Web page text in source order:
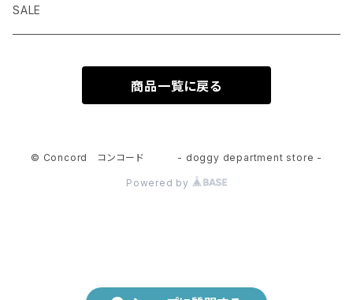
トリーツ おやつ
seven seas dog
ハーネス 胴輪
seven seas dog
トーイ おもちゃ
ウエア 服
シャンプー
SALE
商品一覧に戻る
© Concord コンコード - doggy department store -
Powered by